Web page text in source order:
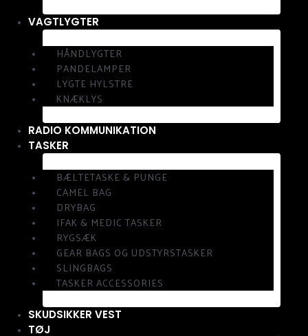
VAGTLYGTER
HÅNDLYGTER
PANDELAMPER
LYGTE HYLSTRE
KNÆKLYS
RADIO KOMMUNIKATION
TASKER
BÆLTETASKE & PUNGE
CAMEL BAG
DRYBAG
IFAK & MEDIC TASKER
RYGSÆK
GEAR BAGS OG UDSTYRSTASKER
SLINGBAGS
TASKER ACCESSORIES
SKUDSIKKER VEST
TØJ